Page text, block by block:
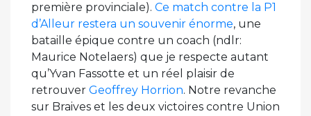
première provinciale). Ce match contre la P1
d’Alleur restera un souvenir énorme, une
bataille épique contre un coach (ndlr:
Maurice Notelaers) que je respecte autant
qu’Yvan Fassotte et un réel plaisir de
retrouver Geoffrey Horrion. Notre revanche
sur Braives et les deux victoires contre Union